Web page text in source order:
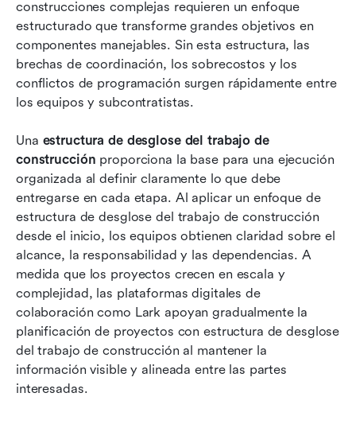
construcciones complejas requieren un enfoque
estructurado que transforme grandes objetivos en
componentes manejables. Sin esta estructura, las
brechas de coordinación, los sobrecostos y los
conflictos de programación surgen rápidamente entre
los equipos y subcontratistas.
Una estructura de desglose del trabajo de
construcción proporciona la base para una ejecución
organizada al definir claramente lo que debe
entregarse en cada etapa. Al aplicar un enfoque de
estructura de desglose del trabajo de construcción
desde el inicio, los equipos obtienen claridad sobre el
alcance, la responsabilidad y las dependencias. A
medida que los proyectos crecen en escala y
complejidad, las plataformas digitales de
colaboración como Lark apoyan gradualmente la
planificación de proyectos con estructura de desglose
del trabajo de construcción al mantener la
información visible y alineada entre las partes
interesadas.
del trabajo de construcción
Mejores prácticas para crear una EDT de
construcción
Conclusión
Preguntas frecuentes
Lectura relacionada